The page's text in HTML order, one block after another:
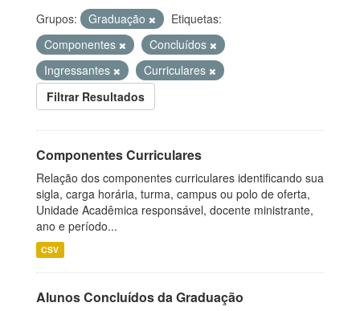
Grupos: Graduação
Etiquetas:
Componentes
Concluídos
Ingressantes
Curriculares
Filtrar Resultados
Componentes Curriculares
Relação dos componentes curriculares identificando sua
sigla, carga horária, turma, campus ou polo de oferta,
Unidade Acadêmica responsável, docente ministrante,
ano e período...
CSV
Alunos Concluídos da Graduação